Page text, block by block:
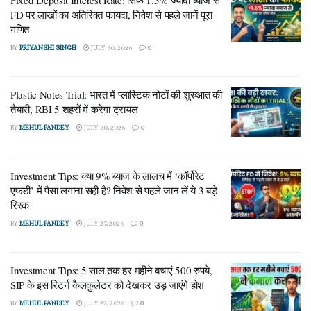
यूनियन बैंक ऑफ इंडिया (Union Bank of India):9.05 प्रतिशत
स्टेट बैंक ऑफ इंडिया (SBI):10.00 प्रतिशत
बैंक ऑफ बड़ौदा (BOB): 10.15 प्रतिशत
बैंक ऑफ इंडिया (Bank of India): 10.85 प्रतिशत
(आंकड़ों को देखकर साफ पता चलता है कि सरकारी बैंकों में फिलहाल
प्राइवेट बैंकों की ब्याज दरें: HDFC से लेकर ICICI तक
का हाल
FD पर लाखों का अतिरिक्त फायदा, निवेश से पहले जानें पूरा
गणित
BYPRIYANSHI SINGH JULY 30, 2026 0
Plastic Notes Trial: भारत में प्लास्टिक नोटों की शुरुआत की
तैयारी, RBI 5 शहरों में करेगा ट्रायल
BYMEHUL PANDEY JULY 30, 2026 0
Investment Tips: क्या 9% ब्याज के लालच में ‘कॉर्पोरेट
एफडी’ में पैसा लगाना सही है? निवेश से पहले जान लें ये 3 बड़े
रिस्क
BYMEHUL PANDEY JULY 27, 2026 0
Investment Tips: 5 साल तक हर महीने बचाएं 500 रुपये,
SIP के इस रिटर्न कैलकुलेटर को देखकर उड़ जाएंगे होश
BYMEHUL PANDEY JULY 22, 2026 0